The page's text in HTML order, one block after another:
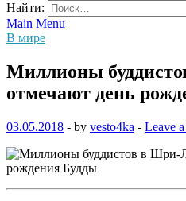
Найти:
Main Menu
В мире
Миллионы
отмечают день
03.05.2018 - by vesto4ka - Leave